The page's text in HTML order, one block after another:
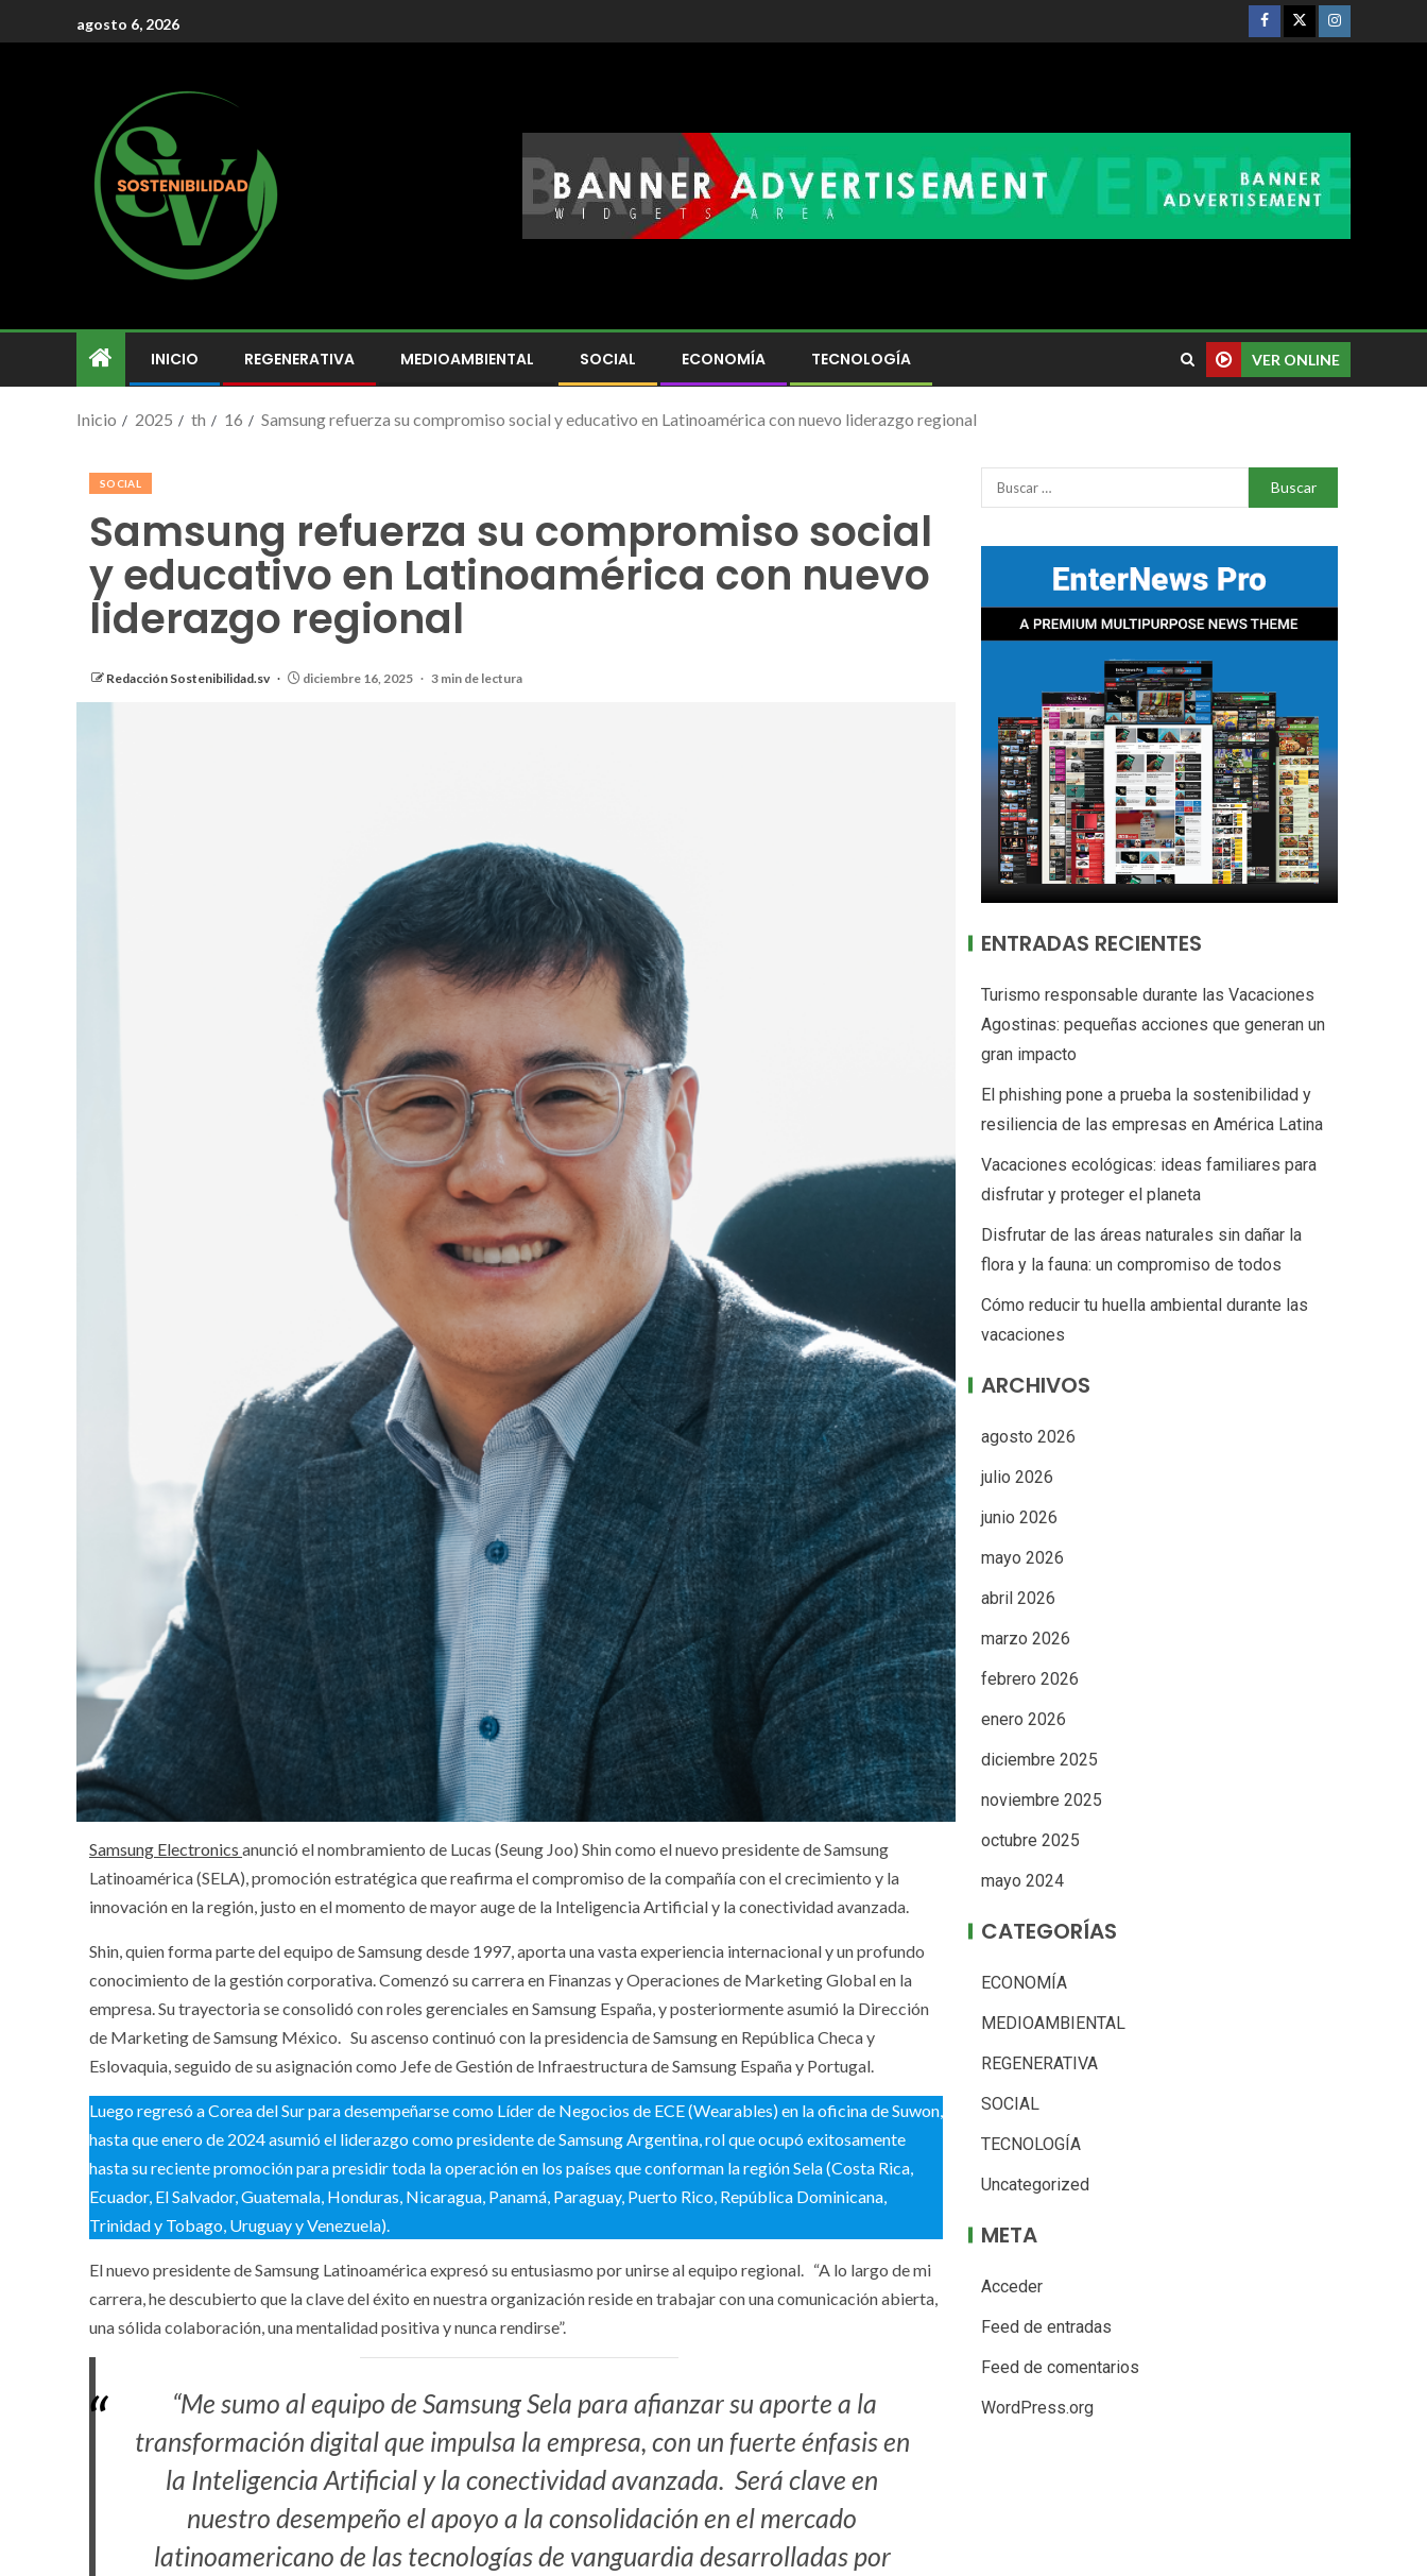
agosto 6, 2026
INICIO REGENERATIVA MEDIOAMBIENTAL SOCIAL ECONOMÍA TECNOLOGÍA VER ONLINE
Inicio 2025 th 16 Samsung refuerza su compromiso social y educativo en Latinoamérica con nuevo liderazgo regional
SOCIAL
Samsung refuerza su compromiso social
y educativo en Latinoamérica con nuevo
liderazgo regional
Redacción Sostenibilidad.sv diciembre 16, 2025 3 min de lectura
Samsung Electronics anunció el nombramiento de Lucas (Seung Joo) Shin como el nuevo presidente de Samsung
Latinoamérica (SELA), promoción estratégica que reafirma el compromiso de la compañía con el crecimiento y la
innovación en la región, justo en el momento de mayor auge de la Inteligencia Artificial y la conectividad avanzada.
Shin, quien forma parte del equipo de Samsung desde 1997, aporta una vasta experiencia internacional y un profundo
conocimiento de la gestión corporativa. Comenzó su carrera en Finanzas y Operaciones de Marketing Global en la
empresa. Su trayectoria se consolidó con roles gerenciales en Samsung España, y posteriormente asumió la Dirección
de Marketing de Samsung México. Su ascenso continuó con la presidencia de Samsung en República Checa y
Eslovaquia, seguido de su asignación como Jefe de Gestión de Infraestructura de Samsung España y Portugal.
Luego regresó a Corea del Sur para desempeñarse como Líder de Negocios de ECE (Wearables) en la oficina de Suwon,
hasta que enero de 2024 asumió el liderazgo como presidente de Samsung Argentina, rol que ocupó exitosamente
hasta su reciente promoción para presidir toda la operación en los países que conforman la región Sela (Costa Rica,
Ecuador, El Salvador, Guatemala, Honduras, Nicaragua, Panamá, Paraguay, Puerto Rico, República Dominicana,
Trinidad y Tobago, Uruguay y Venezuela).
El nuevo presidente de Samsung Latinoamérica expresó su entusiasmo por unirse al equipo regional. “A lo largo de mi
carrera, he descubierto que la clave del éxito en nuestra organización reside en trabajar con una comunicación abierta,
una sólida colaboración, una mentalidad positiva y nunca rendirse”.
“Me sumo al equipo de Samsung Sela para afianzar su aporte a la
transformación digital que impulsa la empresa, con un fuerte énfasis en
la Inteligencia Artificial y la conectividad avanzada. Será clave en
nuestro desempeño el apoyo a la consolidación en el mercado
latinoamericano de las tecnologías de vanguardia desarrolladas por
ENTRADAS RECIENTES
Turismo responsable durante las Vacaciones
Agostinas: pequeñas acciones que generan un
gran impacto
El phishing pone a prueba la sostenibilidad y
resiliencia de las empresas en América Latina
Vacaciones ecológicas: ideas familiares para
disfrutar y proteger el planeta
Disfrutar de las áreas naturales sin dañar la
flora y la fauna: un compromiso de todos
Cómo reducir tu huella ambiental durante las
vacaciones
ARCHIVOS
agosto 2026
julio 2026
junio 2026
mayo 2026
abril 2026
marzo 2026
febrero 2026
enero 2026
diciembre 2025
noviembre 2025
octubre 2025
mayo 2024
CATEGORÍAS
ECONOMÍA
MEDIOAMBIENTAL
REGENERATIVA
SOCIAL
TECNOLOGÍA
Uncategorized
META
Acceder
Feed de entradas
Feed de comentarios
WordPress.org